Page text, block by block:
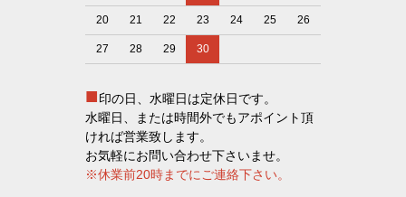
20 21 22 23 24 25 26
27 28 29 30
■印の日、水曜日は定休日です。
水曜日、または時間外でもアポイント頂
ければ営業致します。
お気軽にお問い合わせ下さいませ。
※休業前20時までにご連絡下さい。